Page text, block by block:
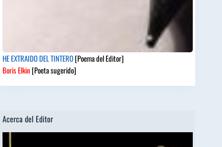
HE EXTRAIDO DEL TINTERO[Poema del Editor]
Boris Elkin [Poeta sugerido]
Acerca del Editor